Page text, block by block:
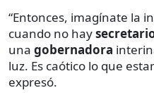
“Entonces, imagínate la
cuando no hay
una gobernadora
luz. Es caótico lo que
expresó.